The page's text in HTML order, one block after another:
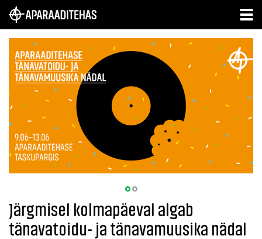
Järgmisel kolmapäeval algab
tänavatoidu- ja tänavamuusika nädal